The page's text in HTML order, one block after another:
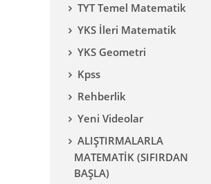
TYT Temel Matematik
YKS İleri Matematik
YKS Geometri
Kpss
Rehberlik
Yeni Videolar
ALIŞTIRMALARLA
MATEMATİK (SIFIRDAN
BAŞLA)